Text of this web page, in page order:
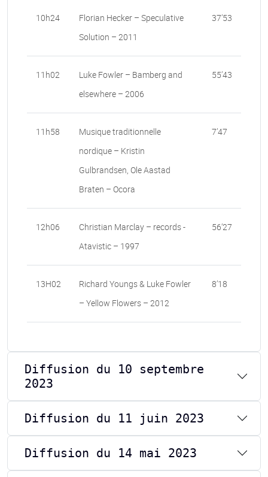
10h24
Florian Hecker – Speculative
Solution – 2011
37’53
11h02
Luke Fowler – Bamberg and
elsewhere – 2006
55’43
11h58
Musique traditionnelle
nordique – Kristin
Gulbrandsen, Ole Aastad
Braten – Ocora
7’47
12h06
Christian Marclay – records -
Atavistic – 1997
56’27
13H02
Richard Youngs & Luke Fowler
– Yellow Flowers – 2012
8’18
Diffusion du 10 septembre
2023
Diffusion du 11 juin 2023
Diffusion du 14 mai 2023